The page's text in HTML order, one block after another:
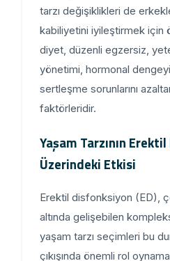
tarzı değişiklikleri de
kabiliyetini iyileştirmek için
diyet, düzenli egzersiz,
yönetimi, hormonal
sertleşme sorunlarını
faktörleridir.
Yaşam Tarzının
Üzerindeki Etkisi
Erektil disfonksiyon (ED),
altında gelişebilen
yaşam tarzı seçimleri bu
çıkışında önemli rol